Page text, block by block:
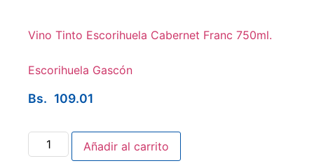
Vino Tinto Escorihuela Cabernet Franc 750ml.
Escorihuela Gascón
Bs. 109.01
Añadir al carrito